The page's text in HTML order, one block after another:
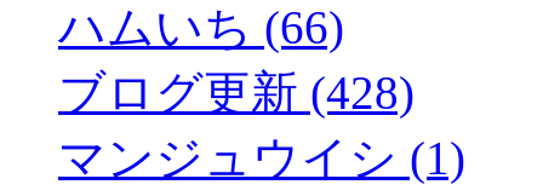
ハムいち (66)
ブログ更新 (428)
マンジュウイシ (1)